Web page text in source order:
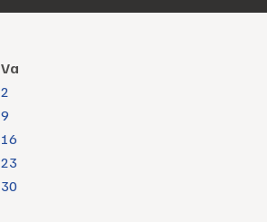
Va
2
9
16
23
30